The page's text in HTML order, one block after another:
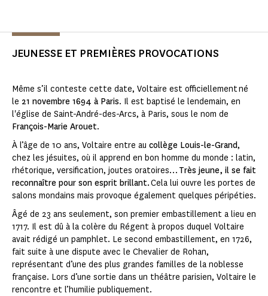
JEUNESSE ET PREMIÈRES PROVOCATIONS
Même s’il conteste cette date, Voltaire est officiellementné
le 21 novembre 1694 à Paris. Il est baptisé le lendemain, en
l'église de Saint-André-des-Arcs, à Paris, sous le nom de
François-Marie Arouet.
À l’âge de 10 ans, Voltaire entre au collège Louis-le-Grand,
chez les jésuites, où il apprend en bon homme du monde : latin,
rhétorique, versification, joutes oratoires… Très jeune, il se fait
reconnaître pour son esprit brillant.Cela lui ouvre les portes de
salons mondains mais provoque également quelques péripéties.
Âgé de 23 ans seulement, son premier embastillement a lieu en
1717. Il est dû à la colère du Régent à propos duquel Voltaire
avait rédigé un pamphlet. Le second embastillement, en 1726,
fait suite à une dispute avec le Chevalier de Rohan,
représentant d’une des plus grandes familles de la noblesse
française. Lors d’une sortie dans un théâtre parisien, Voltaire le
rencontre et l’humilie publiquement.